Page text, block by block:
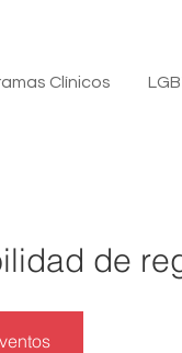
Clínicos
de